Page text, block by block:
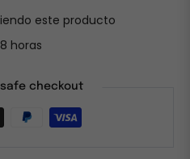
este producto
horas
checkout